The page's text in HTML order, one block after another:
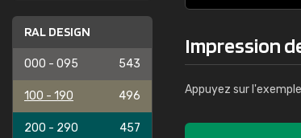
RAL DESIGN
000 - 095 543
100 - 190 496
200 - 290 457
Impression
Appuyez sur